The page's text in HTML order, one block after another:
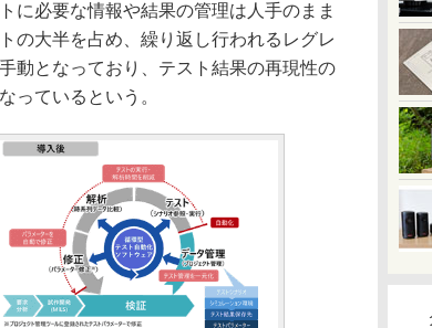
に必要な情報や結果の管理は人手のまま
の大半を占め、繰り返し行われるレグレ
動となっており、テスト結果の再現性の
っているという。